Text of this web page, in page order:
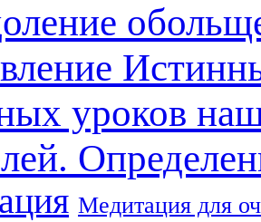
уроков
Медитация для